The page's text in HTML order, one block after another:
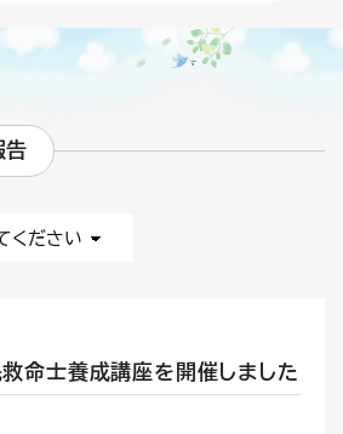
告
命士養成講座を開催しました